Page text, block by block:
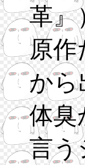
革』
原作
から
体臭
言う